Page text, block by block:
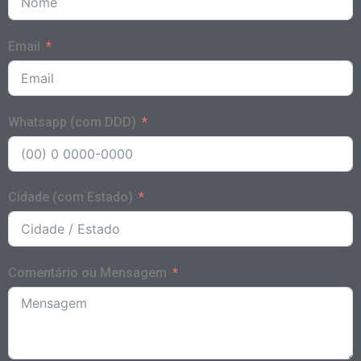
Email
Whatsapp (com DDD)
Cidade (com Estado)
Comentário ou Mensagem